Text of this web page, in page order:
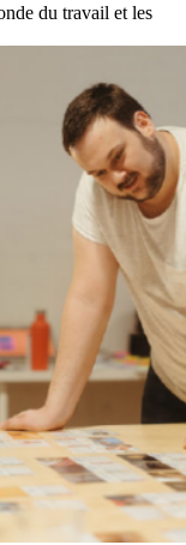
du travail et les